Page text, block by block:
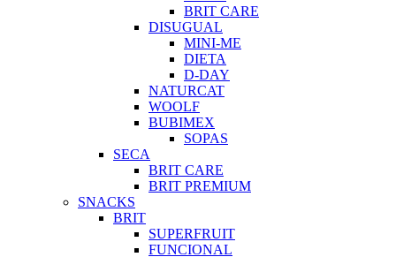
BRIT CARE
DISUGUAL
MINI-ME
DIETA
D-DAY
NATURCAT
WOOLF
BUBIMEX
SOPAS
SECA
BRIT CARE
BRIT PREMIUM
SNACKS
BRIT
SUPERFRUIT
FUNCIONAL